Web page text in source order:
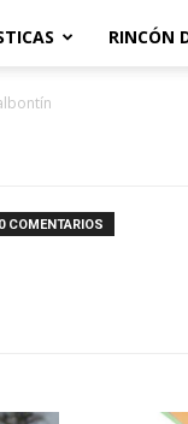
RINCÓN
0 COMENTARIOS